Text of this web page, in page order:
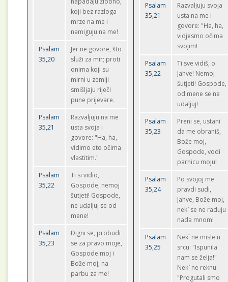
koji bez razloga
mrze na me i
namiguju na me!
Psalam
35,20
Jer ne govore, što
služi za mir; proti
onima koji su
mirni u zemlji
smišljaju riječi
pune prijevare.
Psalam
35,21
Razvaljuju na me
usta svoja i
govore: "Ha, ha,
vidimo eto očima
vlastitim."
Psalam
35,22
Ti si vidio,
Gospode, nemoj
šutjeti! Gospode,
ne udaljuj se od
mene!
Psalam
35,23
Digni se, probudi
se za pravo moje,
Gospode moj i
Bože moj, na
parbu za me!
Psalam
35,21
Razvaljuju svoja
usta na me i
govore: "Ha, ha,
vidjesmo očima
svojim!
Psalam
35,22
Ti sve vidiš, o
Jahve! Nemoj
šutjeti! Gospode,
od mene se ne
udaljuj!
Psalam
35,23
Preni se, ustani
da me obraniš,
Bože moj,
Gospode, vodi
parnicu moju!
Psalam
35,24
Po svojoj me
pravdi sudi,
Jahve, Bože moj,
nek` se ne raduju
nada mnom!
Psalam
35,25
Nek` ne misle u
srcu: "Ispunila
nam se želja!"
Nek` ne reknu:
"Progutali smo